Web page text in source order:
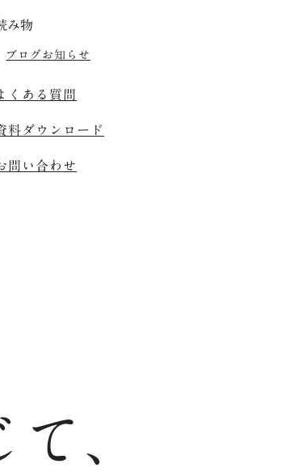
み物
ブログ お知らせ
くある質問
料ダウンロード
問い合わせ
、